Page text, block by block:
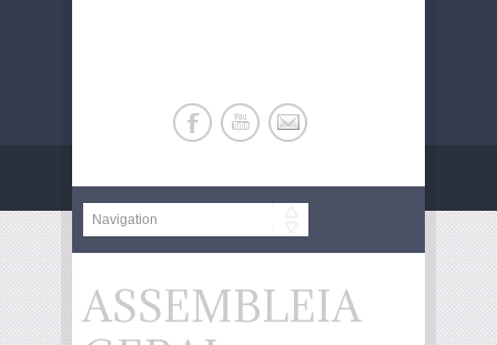
ASSEMBLEIA